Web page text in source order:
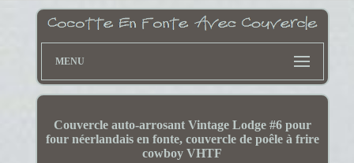
MENU
Couvercle auto-arrosant Vintage Lodge #6 pour
four néerlandais en fonte, couvercle de poêle à frire
cowboy VHTF